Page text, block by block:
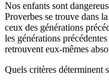
Nos enfants sont
Proverbes se trouve dans
ceux des générations
les générations
retrouvent eux-mêmes
Quels critères déterminent